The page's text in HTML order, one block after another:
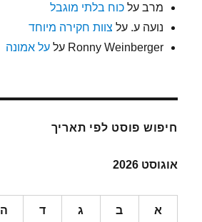
מרב עלכוח בלתי מוגבל
נועה ע. על צוות חקירה מיוחד
Ronny Weinberger עלעל אמונה
חיפוש פוסט לפי תאריך
אוגוסט 2026
א ב ג ד ה